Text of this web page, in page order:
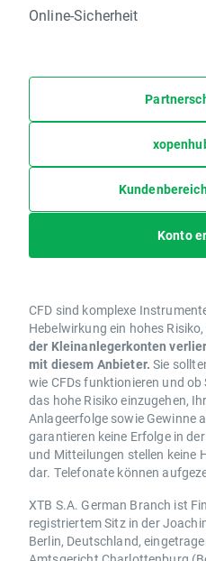
Online-Sicherheit
Konto
CFD sind komplexe
Hebelwirkung ein hohes
der Kleinanlegerkonten
mit diesem Anbieter. Sie
wie CFDs funktionieren und ob
das hohe Risiko einzugehen,
Anlageerfolge sowie Gewinne
garantieren keine Erfolge in
und Mitteilungen stellen keine
dar. Telefonate können
XTB S.A. German Branch ist
registriertem Sitz in der
Berlin, Deutschland,